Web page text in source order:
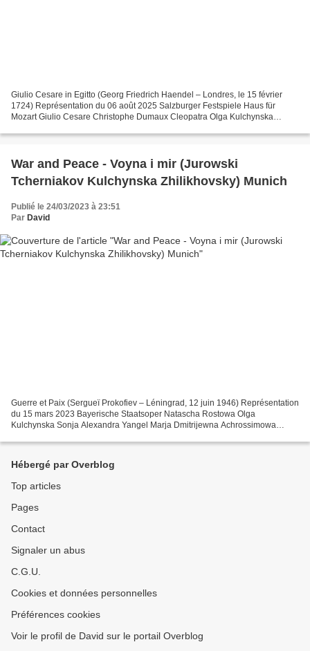
Giulio Cesare in Egitto (Georg Friedrich Haendel – Londres, le 15 février
1724) Représentation du 06 août 2025 Salzburger Festspiele Haus für
Mozart Giulio Cesare Christophe Dumaux Cleopatra Olga Kulchynska
War and Peace - Voyna i mir (Jurowski
Tcherniakov Kulchynska Zhilikhovsky) Munich
Publié le 24/03/2023 à 23:51
Par David
Guerre et Paix (Sergueï Prokofiev – Léningrad, 12 juin 1946) Représentation
du 15 mars 2023 Bayerische Staatsoper Natascha Rostowa Olga
Kulchynska Sonja Alexandra Yangel Marja Dmitrijewna Achrossimowa
Hébergé par Overblog
Top articles
Pages
Contact
Signaler un abus
C.G.U.
Cookies et données personnelles
Préférences cookies
Voir le profil de David sur le portail Overblog